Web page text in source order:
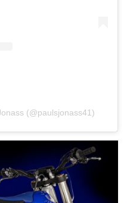
(@paulsjonass41)